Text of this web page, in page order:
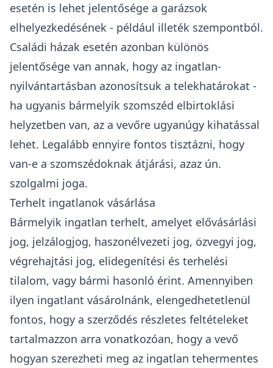
esetén is lehet jelentősége a garázsok
elhelyezkedésének - például illeték szempontból.
Családi házak esetén azonban különös
jelentősége van annak, hogy az ingatlan-
nyilvántartásban azonosítsuk a telekhatárokat -
ha ugyanis bármelyik szomszéd elbirtoklási
helyzetben van, az a vevőre ugyanúgy kihatással
lehet. Legalább ennyire fontos tisztázni, hogy
van-e a szomszédoknak átjárási, azaz ún.
szolgalmi joga.
Terhelt ingatlanok vásárlása
Bármelyik ingatlan terhelt, amelyet elővásárlási
jog, jelzálogjog, haszonélvezeti jog, özvegyi jog,
végrehajtási jog, elidegenítési és terhelési
tilalom, vagy bármi hasonló érint. Amennyiben
ilyen ingatlant vásárolnánk, elengedhetetlenül
fontos, hogy a szerződés részletes feltételeket
tartalmazzon arra vonatkozóan, hogy a vevő
hogyan szerezheti meg az ingatlan tehermentes